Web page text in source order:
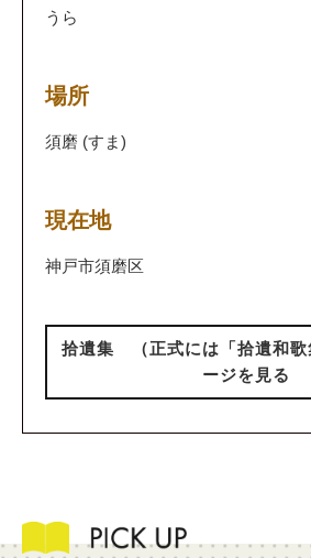
うら
場所
須磨 (すま)
現在地
神戸市須磨区
拾遺集 （正式には「拾遺和歌
ージを見る